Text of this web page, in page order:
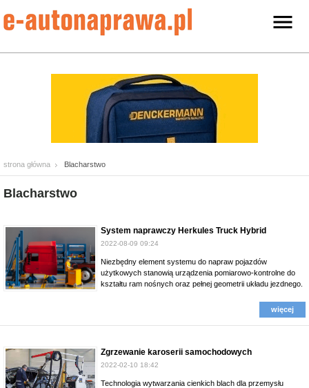
strona główna Blacharstwo
Blacharstwo
System naprawczy Herkules Truck Hybrid
2022-08-09 09:24
Niezbędny element systemu do napraw pojazdów
użytkowych stanowią urządzenia pomiarowo-kontrolne do
kształtu ram nośnych oraz pełnej geometrii układu jezdnego.
więcej
Zgrzewanie karoserii samochodowych
2022-02-10 18:42
Technologia wytwarzania cienkich blach dla przemysłu